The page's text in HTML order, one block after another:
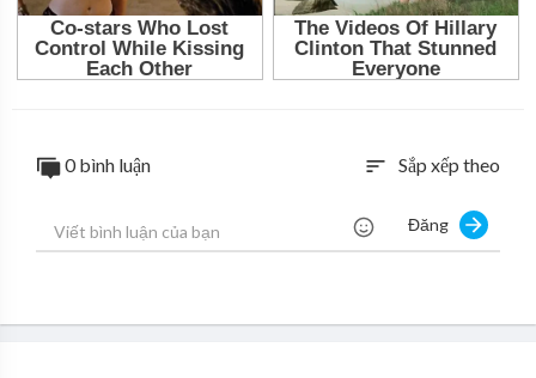
0 bình luận sort Sắp xếp theo
Đăng